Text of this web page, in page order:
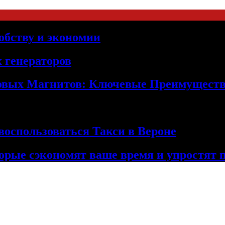
и экономии
Магнитов: Ключевые
Такси в Вероне
сэкономят ваше время и упростят